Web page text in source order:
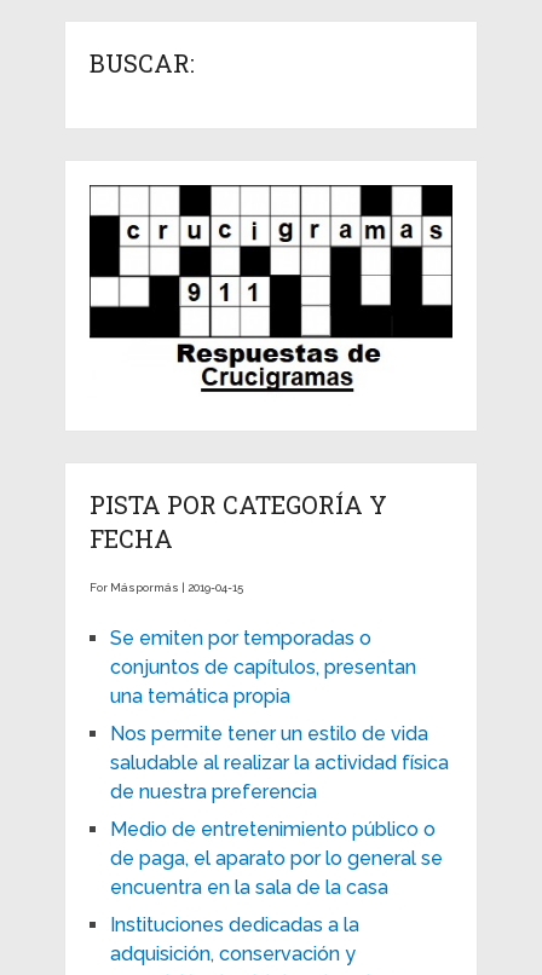
BUSCAR:
PISTA POR CATEGORÍA Y
FECHA
For Máspormás | 2019-04-15
Se emiten por temporadas o
conjuntos de capítulos, presentan
una temática propia
Nos permite tener un estilo de vida
saludable al realizar la actividad física
de nuestra preferencia
Medio de entretenimiento público o
de paga, el aparato por lo general se
encuentra en la sala de la casa
Instituciones dedicadas a la
adquisición, conservación y